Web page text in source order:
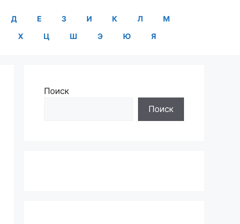
Д Е З И К Л
М
Х Ц Ш Э Ю Я
Поиск
Поиск